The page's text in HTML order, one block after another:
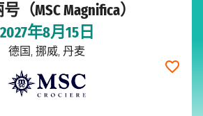
（MSC Magnifica）
2027年8月15日
德国, 挪威, 丹麦